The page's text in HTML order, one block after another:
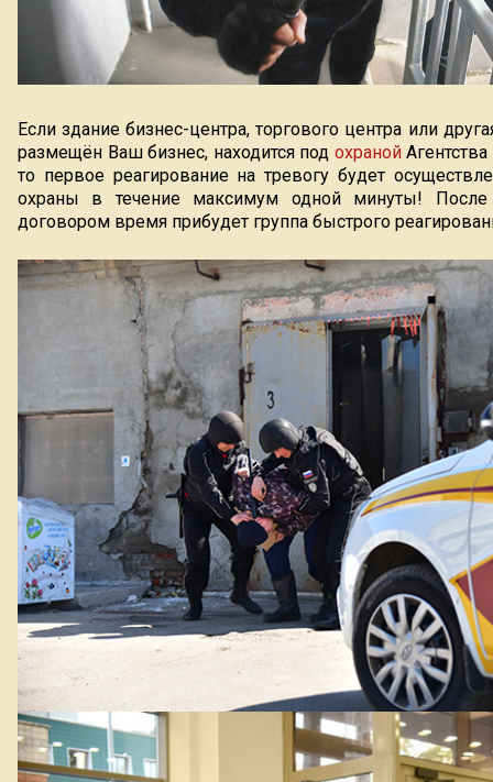
Если здание бизнес-центра, торгового центра или
размещён Ваш бизнес, находится под охраной
то первое реагирование на тревогу будет
охраны в течение максимум одной минуты! После
договором время прибудет группа быстрого